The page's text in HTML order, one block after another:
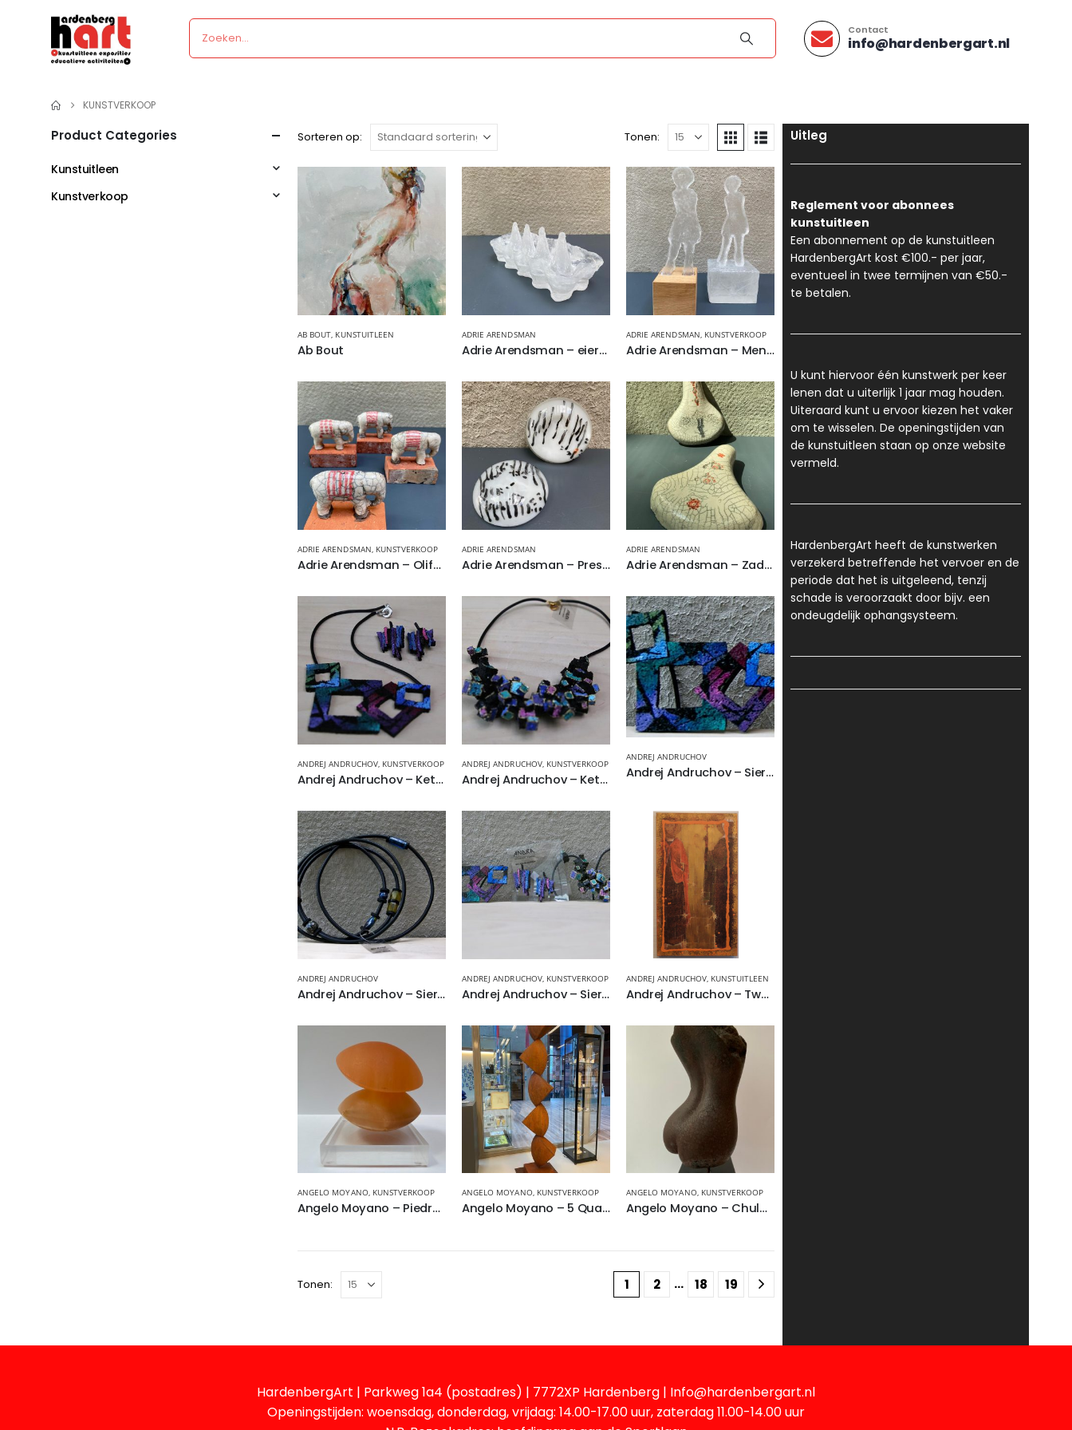
Contact
info@hardenbergart.nl
KUNSTVERKOOP
Sorteren op: Tonen:
AB BOUT KUNSTUITLEEN
Ab Bout
ADRIE ARENDSMAN
Adrie Arendsman – eierhouder, kristalglas
ADRIE ARENDSMAN KUNSTVERKOOP
Adrie Arendsman – Mensfiguur, kristalglas
ADRIE ARENDSMAN KUNSTVERKOOP
Adrie Arendsman – Olifantje , keramiek
ADRIE ARENDSMAN
Adrie Arendsman – Presse papier
ADRIE ARENDSMAN
Adrie Arendsman – Zadel, keramiek
ANDREJ ANDRUCHOV, KUNSTVERKOOP
Andrej Andruchov – Ketting
ANDREJ ANDRUCHOV, KUNSTVERKOOP
Andrej Andruchov – Ketting
ANDREJ ANDRUCHOV
Andrej Andruchov – Sieraad
ANDREJ ANDRUCHOV
Andrej Andruchov – Sieraden
ANDREJ ANDRUCHOV, KUNSTVERKOOP
Andrej Andruchov – Sieraden
ANDREJ ANDRUCHOV, KUNSTUITLEEN
Andrej Andruchov – Twee Heiligen
ANGELO MOYANO, KUNSTVERKOOP
Angelo Moyano – Piedras
ANGELO MOYANO, KUNSTVERKOOP
Angelo Moyano – 5 Quatros
ANGELO MOYANO, KUNSTVERKOOP
Angelo Moyano – Chula, brons
Tonen: 1 2 … 18 19
Product Categories
Kunstuitleen
Kunstverkoop
Uitleg
Reglement voor abonnees
kunstuitleen
Een abonnement op de kunstuitleen
HardenbergArt kost €100.- per jaar,
eventueel in twee termijnen van €50.-
te betalen.
U kunt hiervoor één kunstwerk per keer
lenen dat u uiterlijk 1 jaar mag houden.
Uiteraard kunt u ervoor kiezen het vaker
om te wisselen. De openingstijden van
de kunstuitleen staan op onze website
vermeld.
HardenbergArt heeft de kunstwerken
verzekerd betreffende het vervoer en de
periode dat het is uitgeleend, tenzij
schade is veroorzaakt door bijv. een
ondeugdelijk ophangsysteem.
HardenbergArt | Parkweg 1a4 (postadres) | 7772XP Hardenberg | Info@hardenbergart.nl
Openingstijden: woensdag, donderdag, vrijdag: 14.00-17.00 uur, zaterdag 11.00-14.00 uur